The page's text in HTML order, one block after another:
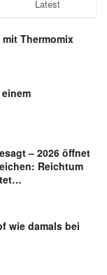
Latest
Thermomix
– 2026 öffnet
Reichtum
wie damals bei